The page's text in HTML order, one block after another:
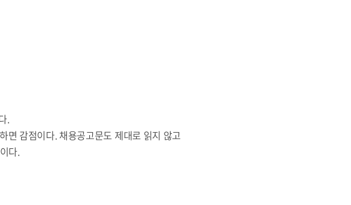
.
감점이다. 채용공고문도 제대로 읽지 않고
다.